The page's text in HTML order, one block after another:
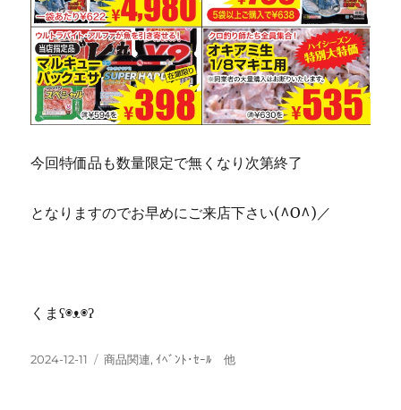
今回特価品も数量限定で無くなり次第終了
となりますのでお早めにご来店下さい(^O^)／
くまʕ◉ᴥ◉ʔ
投
2024-12-11
カ
商品関連,ｲﾍﾞﾝﾄ･ｾｰﾙ 他